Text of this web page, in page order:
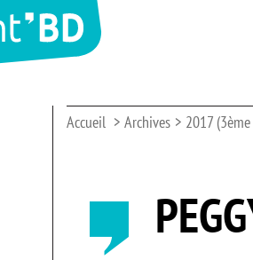
Accueil Archives 2017